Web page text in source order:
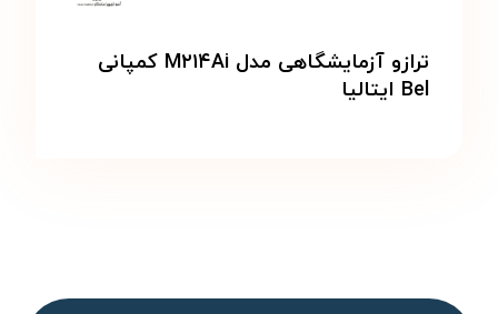
ترازو آزمایشگاهی مدل M۲۱۴Ai کمپانی
Bel ایتالیا